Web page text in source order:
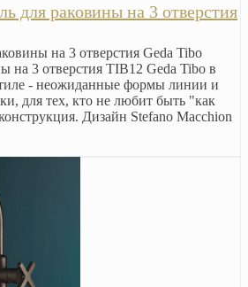
для раковины на 3 отверстия
на 3 отверстия Geda Tibo
на 3 отверстия TIB12 Geda Tibo в
- неожиданные формы линии и
для тех, кто не любит быть "как
Дизайн Stefano Macchion